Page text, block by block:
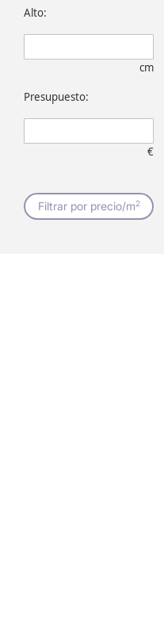
Alto:
cm
Presupuesto:
€
Filtrar por precio/m2